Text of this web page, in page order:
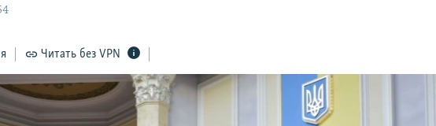
Читать без VPN